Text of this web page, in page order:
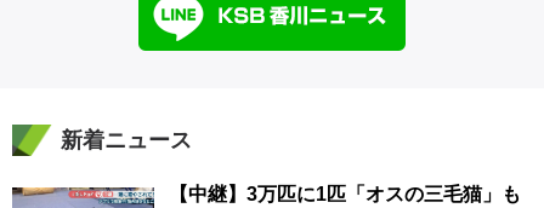
新着ニュース
【中継】3万匹に1匹「オスの三毛猫」も